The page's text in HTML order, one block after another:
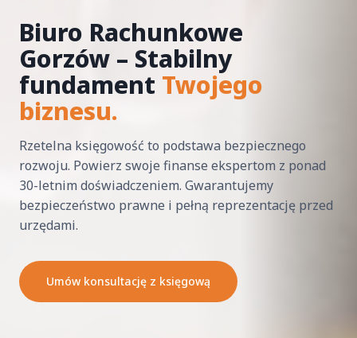
Biuro Rachunkowe
Gorzów – Stabilny
fundament Twojego
biznesu.
Rzetelna księgowość to podstawa bezpiecznego
rozwoju. Powierz swoje finanse ekspertom z ponad
30-letnim doświadczeniem. Gwarantujemy
bezpieczeństwo prawne i pełną reprezentację przed
urzędami.
Umów konsultację z księgową